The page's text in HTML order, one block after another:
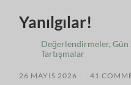
Yanılgılar!
Değerlendirmeler,
Tartışmalar
26 MAYIS 2026 41